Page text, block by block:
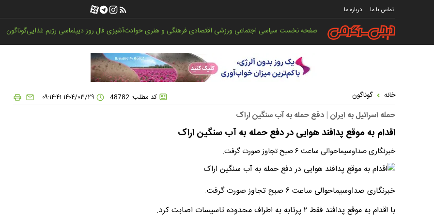
تماس با ما درباره ما
صفحه نخستسیاسی اجتماعی ورزشی اقتصادیفرهنگی و هنریحوادثآشپزیفال روزدیپلماسی رژیم غذاییگوناگون
خانه گوناگون کد مطلب: 48782
حمله اسرائیل به ایران | دفع حمله به آب سنگین اراک
اقدام به موقع پدافند هوایی در دفع حمله به آب سنگین اراک
خبرنگاری صداو‌سیماحوالی ساعت ۶ صبح تجاوز صورت گرفت.
خبرنگاری صداو‌سیماحوالی ساعت ۶ صبح تجاوز صورت گرفت.
با اقدام به موقع پدافند فقط ۲ پرتابه به اطراف محدوده تاسیسات اصابت کرد.